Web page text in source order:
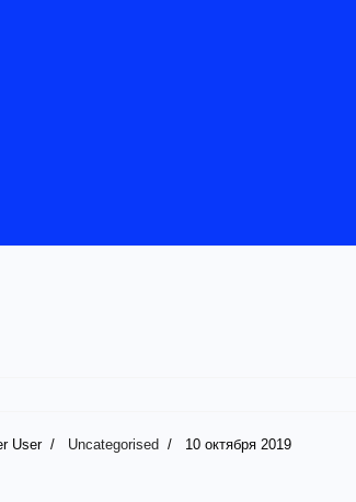
User Uncategorised 10 октября 2019